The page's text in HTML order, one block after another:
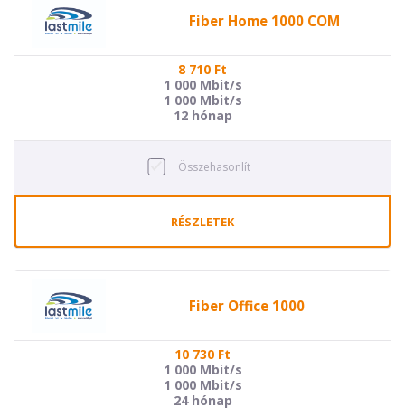
Fiber Home 1000 COM
8 710 Ft
1 000 Mbit/s
1 000 Mbit/s
12 hónap
Összehasonlít
RÉSZLETEK
Fiber Office 1000
10 730 Ft
1 000 Mbit/s
1 000 Mbit/s
24 hónap